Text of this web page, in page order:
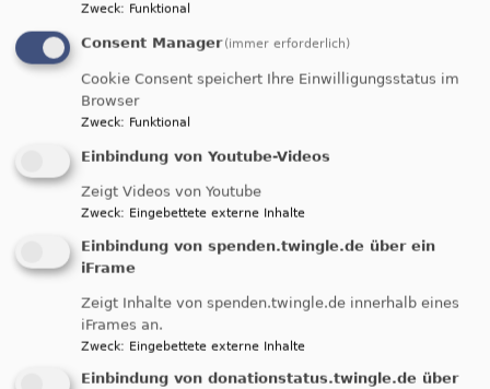
So, 16.8.
Gottesdienst, siehe Enkingen und Balgheim
Nördlingen-Grosselfingen
Grosselfingen
Zweck: Funktional
Consent Manager (immer erforderlich)
Cookie Consent speichert Ihre Einwilligungsstatus im
Browser
Zweck: Funktional
Einbindung von Youtube-Videos
Zeigt Videos von Youtube
Zweck: Eingebettete externe Inhalte
Einbindung von spenden.twingle.de über ein
iFrame
Zeigt Inhalte von spenden.twingle.de innerhalb eines
iFrames an.
Zweck: Eingebettete externe Inhalte
Einbindung von donationstatus.twingle.de über